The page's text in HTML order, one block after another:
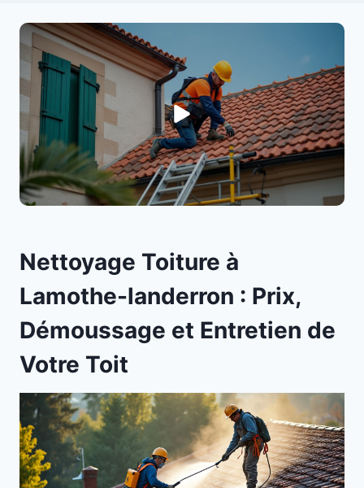
Nettoyage Toiture à
Lamothe-landerron : Prix,
Démoussage et Entretien de
Votre Toit